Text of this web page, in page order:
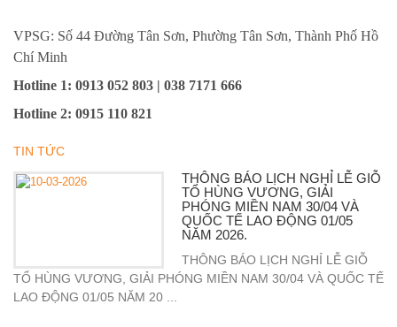
VPSG: Số 44 Đường Tân Sơn, Phường Tân Sơn, Thành Phố Hồ
Chí Minh
Hotline 1: 0913 052 803 | 038 7171 666
Hotline 2: 0915 110 821
TIN TỨC
THÔNG BÁO LỊCH NGHỈ LỄ GIỖ
TỔ HÙNG VƯƠNG, GIẢI
PHÓNG MIỀN NAM 30/04 VÀ
QUỐC TẾ LAO ĐỘNG 01/05
NĂM 2026.
THÔNG BÁO LỊCH NGHỈ LỄ GIỖ
TỔ HÙNG VƯƠNG, GIẢI PHÓNG MIỀN NAM 30/04 VÀ QUỐC TẾ
LAO ĐỘNG 01/05 NĂM 20 ...